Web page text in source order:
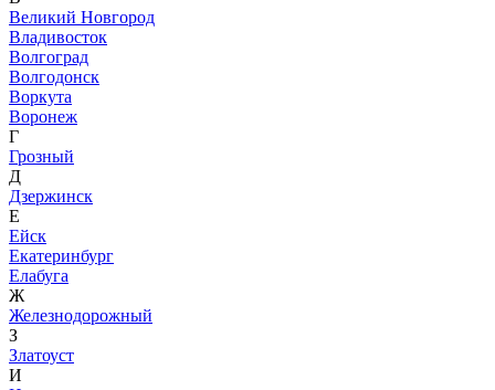
Великий Новгород
Владивосток
Волгоград
Волгодонск
Воркута
Воронеж
Г
Грозный
Д
Дзержинск
Е
Ейск
Екатеринбург
Елабуга
Ж
Железнодорожный
З
Златоуст
И